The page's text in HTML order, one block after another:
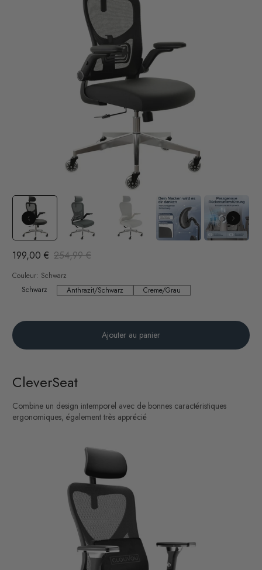
199,00 € 254,99 €
Couleur: Schwarz
Schwarz
Schwarz Anthrazit/Schwarz
Anthrazit/Schwarz Creme/Grau
Creme/Grau
Ajouter au panier
CleverSeat
Combine un design intemporel avec de bonnes caractéristiques
ergonomiques, également très apprécié